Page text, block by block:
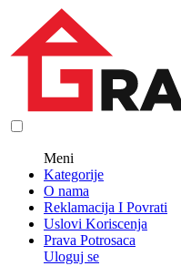
Meni
Kategorije
O nama
Reklamacija I Povrati
Uslovi Koriscenja
Prava Potrosaca
Uloguj se